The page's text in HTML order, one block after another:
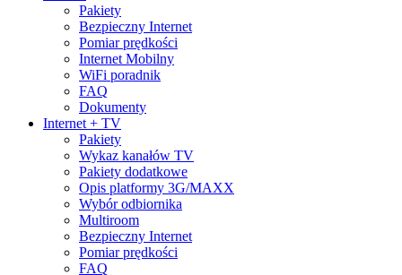
Pakiety
Bezpieczny Internet
Pomiar prędkości
Internet Mobilny
WiFi poradnik
FAQ
Dokumenty
Internet + TV
Pakiety
Wykaz kanałów TV
Pakiety dodatkowe
Opis platformy 3G/MAXX
Wybór odbiornika
Multiroom
Bezpieczny Internet
Pomiar prędkości
FAQ